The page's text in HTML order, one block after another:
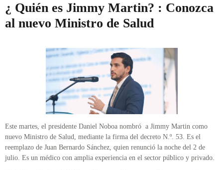
¿ Quién es Jimmy Martin? : Conozca
al nuevo Ministro de Salud
Este martes, el presidente Daniel Noboa nombró a Jimmy Martin como
nuevo Ministro de Salud, mediante la firma del decreto N.º. 53. Es el
reemplazo de Juan Bernardo Sánchez, quien renunció la noche del 2 de
julio. Es un médico con amplia experiencia en el sector público y privado.